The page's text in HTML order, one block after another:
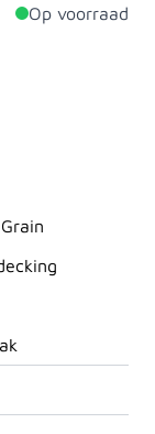
Op voorraad